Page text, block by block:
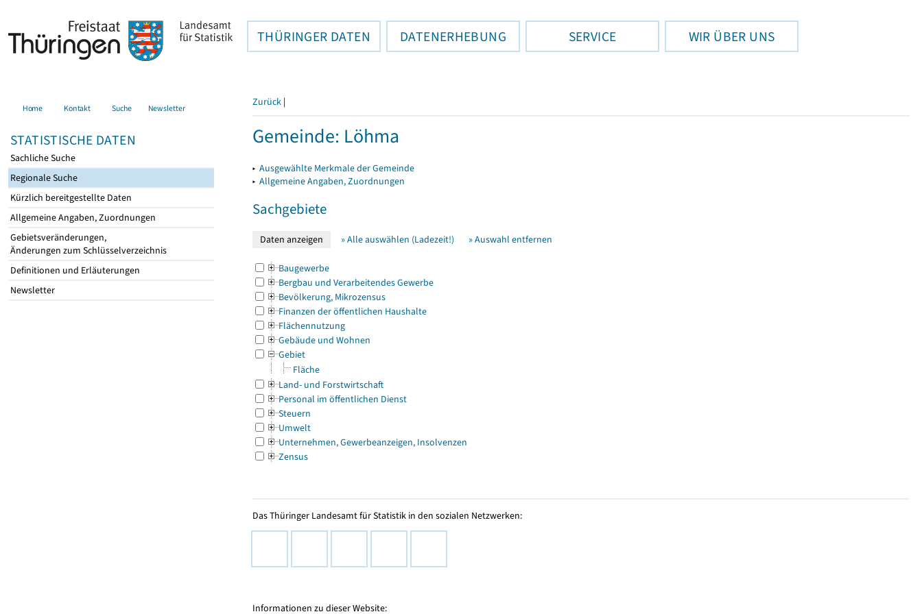
THÜRINGER DATEN DATENERHEBUNG SERVICE WIR ÜBER UNS
Home Kontakt Suche Newsletter
STATISTISCHE DATEN
Sachliche Suche
Regionale Suche
Kürzlich bereitgestellte Daten
Allgemeine Angaben, Zuordnungen
Gebietsveränderungen,
Änderungen zum Schlüsselverzeichnis
Definitionen und Erläuterungen
Newsletter
Zurück |
Gemeinde: Löhma
▸ Ausgewählte Merkmale der Gemeinde
▸ Allgemeine Angaben, Zuordnungen
Sachgebiete
» Alle auswählen (Ladezeit!) » Auswahl entfernen
Baugewerbe
Bergbau und Verarbeitendes Gewerbe
Bevölkerung, Mikrozensus
Finanzen der öffentlichen Haushalte
Flächennutzung
Gebäude und Wohnen
Gebiet
Fläche
Land- und Forstwirtschaft
Personal im öffentlichen Dienst
Steuern
Umwelt
Unternehmen, Gewerbeanzeigen, Insolvenzen
Zensus
Das Thüringer Landesamt für Statistik in den sozialen Netzwerken:
Informationen zu dieser Website: